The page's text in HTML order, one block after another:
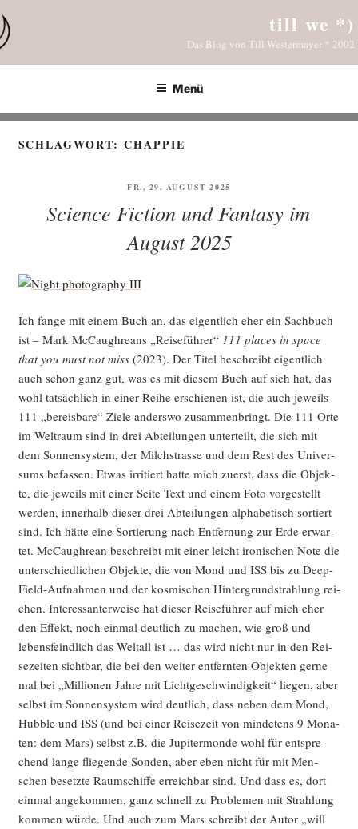
Inhalt
springen
till we *)
Das Blog von Till Westermayer * 2002
Menü
SCHLAGWORT:CHAPPIE
VERÖFFENTLICHT
FR., 29. AUGUST 2025
Science Fiction und Fantasy im
August 2025
Ich fan­ge mit einem Buch an, das eigent­lich eher ein Sach­buch
ist – Mark McCau­gh­re­ans „Rei­se­füh­rer“ 111 places in space
that you must not miss(2023). Der Titel beschreibt eigent­lich
auch schon ganz gut, was es mit die­sem Buch auf sich hat, das
wohl tat­säch­lich in einer Rei­he erschie­nen ist, die auch jeweils
111 „ber­eis­ba­re“ Zie­le anders­wo zusam­men­bringt. Die 111 Orte
im Welt­raum sind in drei Abtei­lun­gen unter­teilt, die sich mit
dem Son­nen­sys­tem, der Milch­stras­se und dem Rest des Uni­ver­
sums befas­sen. Etwas irri­tiert hat­te mich zuerst, dass die Objek­
te, die jeweils mit einer Sei­te Text und einem Foto vor­ge­stellt
wer­den, inner­halb die­ser drei Abtei­lun­gen alpha­be­tisch sor­tiert
sind. Ich hät­te eine Sor­tie­rung nach Ent­fer­nung zur Erde erwar­
tet. McCau­gh­re­an beschreibt mit einer leicht iro­ni­schen Note die
unter­schied­li­chen Objek­te, die von Mond und ISS bis zu Deep-
Field-Auf­nah­men und der kos­mi­schen Hin­ter­grund­strah­lung rei­
chen. Inter­es­san­ter­wei­se hat die­ser Rei­se­füh­rer auf mich eher
den Effekt, noch ein­mal deut­lich zu machen, wie groß und
lebens­feind­lich das Welt­all ist … das wird nicht nur in den Rei­
se­zei­ten sicht­bar, die bei den wei­ter ent­fern­ten Objek­ten ger­ne
mal bei „Mil­lio­nen Jah­re mit Licht­ge­schwin­dig­keit“ lie­gen, aber
selbst im Son­nen­sys­tem wird deut­lich, dass neben dem Mond,
Hub­ble und ISS (und bei einer Rei­se­zeit von min­de­tens 9 Mona­
ten: dem Mars) selbst z.B. die Jupi­ter­mon­de wohl für ent­spre­
chend lan­ge flie­gen­de Son­den, aber eben nicht für mit Men­
schen besetz­te Raum­schif­fe erreich­bar sind. Und dass es, dort
ein­mal ange­kom­men, ganz schnell zu Pro­ble­men mit Strah­lung
kom­men wür­de. Und auch zum Mars schreibt der Autor „will